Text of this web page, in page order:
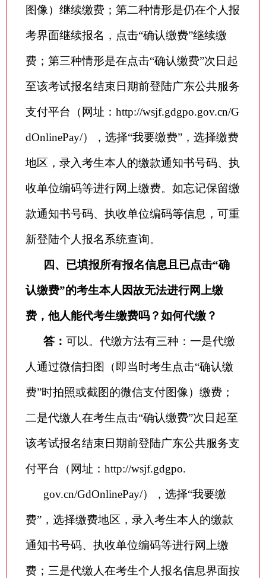
图像）继续缴费；第二种情形是仍在个人报
考界面继续报名，点击“确认缴费”继续缴
费；第三种情形是在点击“确认缴费”次日起
至该考试报名结束日期前登陆广东公共服务
支付平台（网址：http://wsjf.gdgpo.gov.cn/G
dOnlinePay/），选择“我要缴费”，选择缴费
地区，录入考生本人的缴款通知书号码、执
收单位编码等进行网上缴费。如忘记保留缴
款通知书号码、执收单位编码等信息，可重
新登陆个人报名系统查询。
四、已填报所有报名信息且已点击“确
认缴费”的考生本人因故无法进行网上缴
费，他人能代考生缴费吗？如何代缴？
答： 可以。代缴方法有三种：一是代缴
人通过微信扫图（即当时考生点击“确认缴
费”时拍照或截图的微信支付图像）缴费；
二是代缴人在考生点击“确认缴费”次日起至
该考试报名结束日期前登陆广东公共服务支
付平台（网址：http://wsjf.gdgpo.
gov.cn/GdOnlinePay/），选择“我要缴
费”，选择缴费地区，录入考生本人的缴款
通知书号码、执收单位编码等进行网上缴
费；三是代缴人在考生个人报名信息界面按